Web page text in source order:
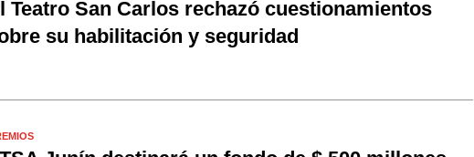
Teatro San Carlos rechazó cuestionamientos
su habilitación y seguridad